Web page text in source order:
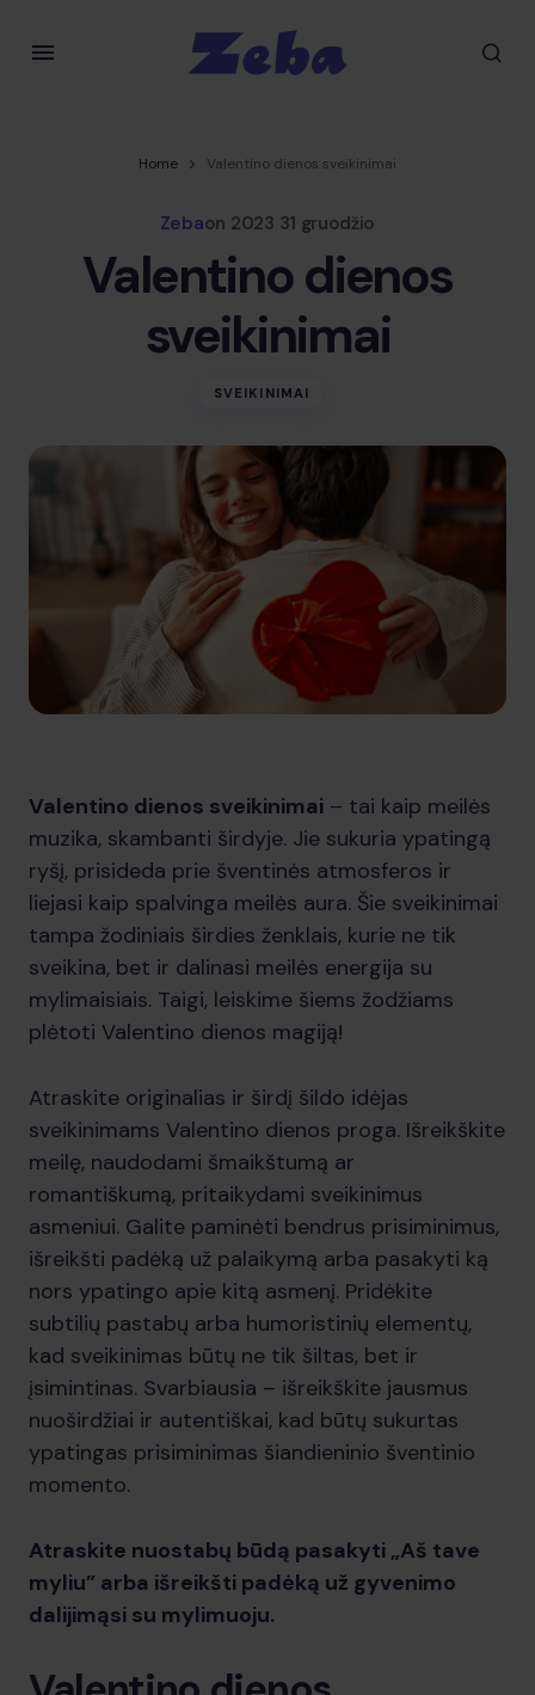
Home Valentino dienos sveikinimai
Zebaon 2023 31 gruodžio
Valentino dienos
sveikinimai
SVEIKINIMAI
Valentino dienos sveikinimai – tai kaip meilės
muzika, skambanti širdyje. Jie sukuria ypatingą
ryšį, prisideda prie šventinės atmosferos ir
liejasi kaip spalvinga meilės aura. Šie sveikinimai
tampa žodiniais širdies ženklais, kurie ne tik
sveikina, bet ir dalinasi meilės energija su
mylimaisiais. Taigi, leiskime šiems žodžiams
plėtoti Valentino dienos magiją!
Atraskite originalias ir širdį šildo idėjas
sveikinimams Valentino dienos proga. Išreikškite
meilę, naudodami šmaikštumą ar
romantiškumą, pritaikydami sveikinimus
asmeniui. Galite paminėti bendrus prisiminimus,
išreikšti padėką už palaikymą arba pasakyti ką
nors ypatingo apie kitą asmenį. Pridėkite
subtilių pastabų arba humoristinių elementų,
kad sveikinimas būtų ne tik šiltas, bet ir
įsimintinas. Svarbiausia – išreikškite jausmus
nuoširdžiai ir autentiškai, kad būtų sukurtas
ypatingas prisiminimas šiandieninio šventinio
momento.
Atraskite nuostabų būdą pasakyti „Aš tave
myliu” arba išreikšti padėką už gyvenimo
dalijimąsi su mylimuoju.